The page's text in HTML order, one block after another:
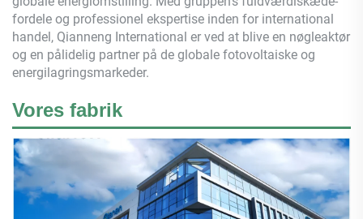
fordele og professionel ekspertise inden for international
handel, Qianneng International er ved at blive en nøgleaktør
og en pålidelig partner på de globale fotovoltaiske og
energilagringsmarkeder.
Vores fabrik